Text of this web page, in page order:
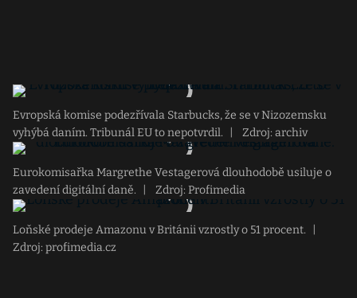
Evropská komise podezřívala Starbucks, že se v Nizozemsku
vyhýbá daním. Tribunál EU to nepotvrdil.
Zdroj: archiv
Eurokomisařka Margrethe Vestagerová dlouhodobě usiluje o
zavedení digitální daně.
Zdroj: Profimedia
Loňské prodeje Amazonu v Británii vzrostly o 51 procent.
Zdroj: profimedia.cz